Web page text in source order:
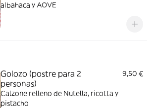
albahaca y AOVE
Golozo (postre para 2
personas)
9,50 €
Calzone relleno de Nutella, ricotta y
pistacho